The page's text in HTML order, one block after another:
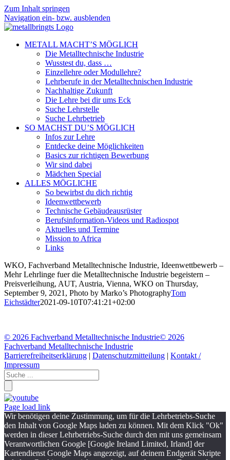
Zum Inhalt springen
Navigation ein- bzw. ausblenden
METALL MACHT’S MÖGLICH
Die Metalltechnische Industrie
Wusstest du, dass …
Einzellehre oder Modullehre?
Lehrberufe in der Metalltechnischen Industrie
Nachhaltige Zukunft
Die Lehre bei dir ums Eck
Suche Lehrstelle
Suche Lehrbetrieb
SO MACHST DU’S MÖGLICH
Infos zur Lehre
Entdecke deine Möglichkeiten
Basics zur richtigen Bewerbung
Wir sind dabei
Mädchen Special
ALLES MÖGLICHE
So bewirbst du dich richtig
Ideenwettbewerb
Technische Gebäudeausrüster
Berufsinformation-Videos und Radiospot
Aktuelles und Termine
Mission to Africa
Links
WKO, Fachverband Metalltechnische Industrie, Ideenwettbewerb –
Mehr Lehrlinge fuer die Metalltechnische Industrie begeistern –
Preisverleihung, AUT, Austria, Vienna, WKO on Thursday,
September 9, 2021, Photo by Marko’s PhotographyTom
Eichstädter2021-09-10T07:41:21+02:00
© 2026 Fachverband Metalltechnische Industrie© 2026
Fachverband Metalltechnische Industrie
Barrierefreiheitserklärung | Datenschutzmitteilung | Kontakt /
Impressum
Page load link
Wir benötigen deine Zustimmung, um für die Lehrbetriebs-Suche
den Inhalt von Google Maps laden zu können. Mit dem Klick "Ok"
werden in dieser Lehrbetriebs-Suche durch den mit uns gemeinsam
Verantwortlichen Google [Google Ireland Limited, Irland] der
Kartendienst Google Maps angezeigt, auf deinem Endgerät Skripte